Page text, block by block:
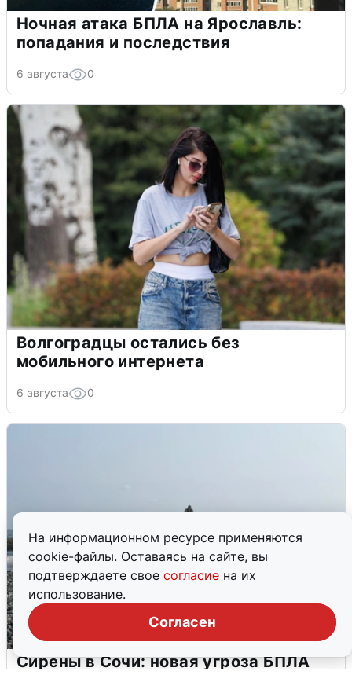
На информационном ресурсе применяются
cookie-файлы. Оставаясь на сайте, вы
подтверждаете свое согласие на их
использование.
Согласен
Ночная атака БПЛА на Ярославль:
попадания и последствия
6 августа 0
Волгоградцы остались без
мобильного интернета
6 августа 0
Сирены в Сочи: новая угроза БПЛА